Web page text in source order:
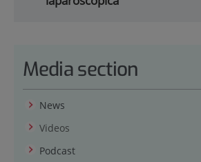
Media section
News
Videos
Podcast